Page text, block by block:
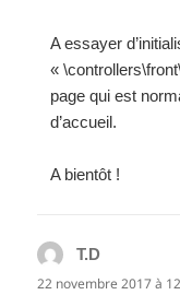
A essayer
«
page qui est
d’accueil.
A bientôt !
T.D
22 novembre 2017 à